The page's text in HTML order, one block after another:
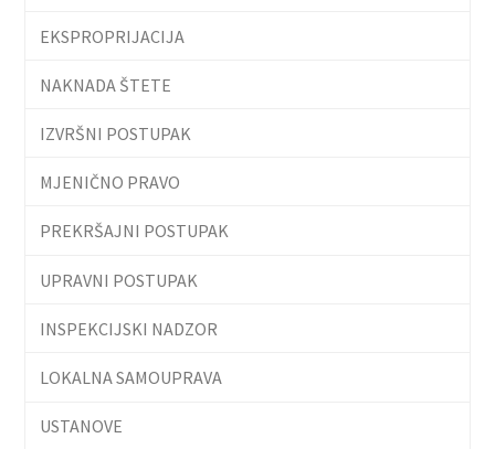
EKSPROPRIJACIJA
NAKNADA ŠTETE
IZVRŠNI POSTUPAK
MJENIČNO PRAVO
PREKRŠAJNI POSTUPAK
UPRAVNI POSTUPAK
INSPEKCIJSKI NADZOR
LOKALNA SAMOUPRAVA
USTANOVE